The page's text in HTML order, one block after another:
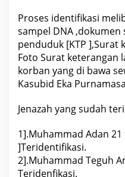
r
a
p
W
a
r
g
a
p
e
Proses identifikasi
sampel DNA
penduduk [KTP ],Surat
Foto Surat keterangan
korban yang di bawa
Kasubid Eka
Jenazah yang sudah
1].Muhammad Adan
]Teridentifikasi.
2].Muhammad Teguh
Teridenfikasi.